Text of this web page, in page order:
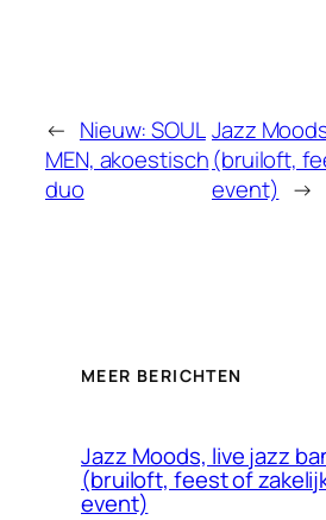
← Nieuw: SOUL
MEN, akoestisch
duo
Jazz
(bruiloft,
event) →
MEER BERICHTEN
Jazz Moods, live jazz
(bruiloft, feest of
event)